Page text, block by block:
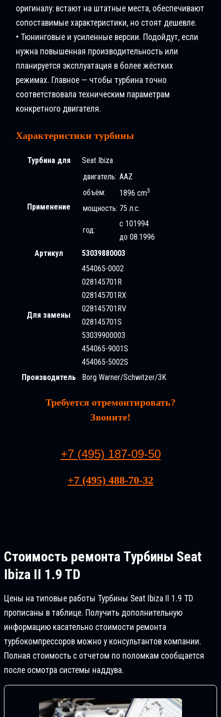
оригиналу: встают на штатные места, обеспечивают
сопоставимые характеристики, но стоят дешевле.
• Тюнинговые и усиленные версии. Подойдут, если
нужна повышенная производительность или
планируется эксплуатация в более жёстких
режимах. Главное — чтобы турбина точно
соответствовала техническим параметрам
конкретного двигателя.
Характеристики турбины
Турбина для Seat Ibiza
Применение
двигатель: AAZ
объём:
1896 cm3
мощность: 75 л.с.
год:
с 101994
до 08.1996
Артикул
53039880003
Для замены
454065-0002
028145701R
028145701RX
028145701RV
028145701S
53039900003
454065-9001S
454065-5002S
Производитель
Borg Warner/Schwitzer/3K
Требуется отремонтировать?
Звоните!
+7 (495) 187-09-50
+7 (495) 488-70-32
Стоимость ремонта Турбины Seat
Ibiza II 1.9 TD
Цены на типовые работы Турбины Seat Ibiza II 1.9 TD
прописаны в таблице. Получить дополнительную
информацию касательно стоимости ремонта
турбокомпрессоров можно у консультантов компании.
Полная стоимость с отчетом по поломкам сообщается
после осмотра системы наддува.